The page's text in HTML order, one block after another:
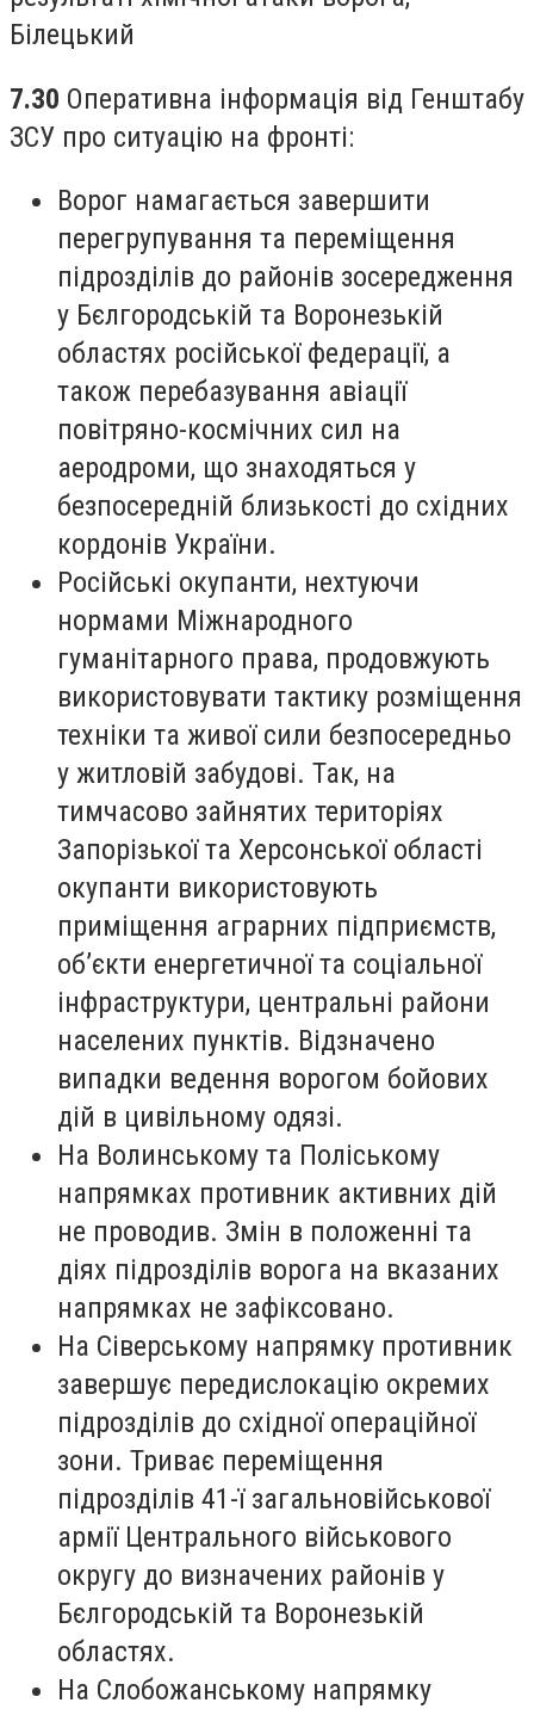
Білецький
7.30 Оперативна інформація від Генштабу
ЗСУ про ситуацію на фронті:
Ворог намагається завершити
перегрупування та переміщення
підрозділів до районів зосередження
у Бєлгородській та Воронезькій
областях російської федерації, а
також перебазування авіації
повітряно-космічних сил на
аеродроми, що знаходяться у
безпосередній близькості до східних
кордонів України.
Російські окупанти, нехтуючи
нормами Міжнародного
гуманітарного права, продовжують
використовувати тактику розміщення
техніки та живої сили безпосередньо
у житловій забудові. Так, на
тимчасово зайнятих територіях
Запорізької та Херсонської області
окупанти використовують
приміщення аграрних підприємств,
об’єкти енергетичної та соціальної
інфраструктури, центральні райони
населених пунктів. Відзначено
випадки ведення ворогом бойових
дій в цивільному одязі.
На Волинському та Поліському
напрямках противник активних дій
не проводив. Змін в положенні та
діях підрозділів ворога на вказаних
напрямках не зафіксовано.
На Сіверському напрямку противник
завершує передислокацію окремих
підрозділів до східної операційної
зони. Триває переміщення
підрозділів 41-ї загальновійськової
армії Центрального військового
округу до визначених районів у
Бєлгородській та Воронезькій
областях.
На Слобожанському напрямку